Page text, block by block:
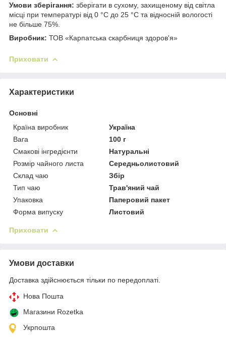
Умови зберігання: зберігати в сухому, захищеному від світла
місці при температурі від 0 °С до 25 °С та відносній вологості
не більше 75%.
Виробник: ТОВ «Карпатська скарбниця здоров'я»
Приховати
Характеристики
Основні
Країна виробник
Україна
Вага
100 г
Смакові інгредієнти
Натуральні
Розмір чайного листа
Середньолистовий
Склад чаю
Збір
Тип чаю
Трав'яний чай
Упаковка
Паперовий пакет
Форма випуску
Листовий
Приховати
Умови доставки
Доставка здійснюється тільки по передоплаті.
Нова Пошта
Магазини Rozetka
Укрпошта